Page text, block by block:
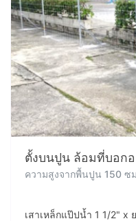
ตั้งบนปูน ล้อมที่บอก
ความสูงจากพื้นปูน 150 ซม
เสาเหล็กแป๊ปน้ำ 1 1/2" x